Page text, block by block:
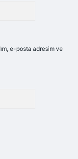
e-posta adresim ve